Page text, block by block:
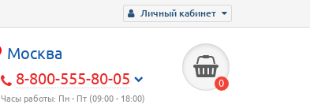
Личный кабинет
Москва
8-800-555-80-05
Часы работы: Пн - Пт (09:00 - 18:00)
0